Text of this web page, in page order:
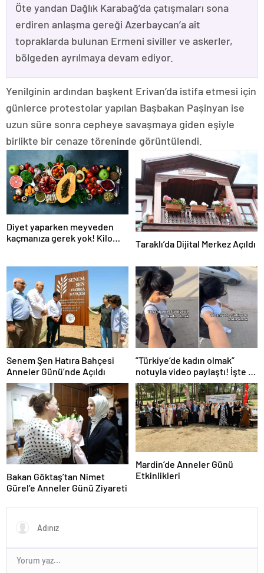
Öte yandan Dağlık Karabağ’da çatışmaları sona
erdiren anlaşma gereği Azerbaycan’a ait
topraklarda bulunan Ermeni siviller ve askerler,
bölgeden ayrılmaya devam ediyor.
Yenilginin ardından başkent Erivan’da istifa etmesi için
günlerce protestolar yapılan Başbakan Paşinyan ise
uzun süre sonra cepheye savaşmaya giden eşiyle
birlikte bir cenaze töreninde görüntülendi.
Diyet yaparken meyveden
kaçmanıza gerek yok! Kilo
Taraklı’da Dijital Merkez Açıldı
Senem Şen Hatıra Bahçesi
Anneler Günü’nde Açıldı
”Türkiye’de kadın olmak”
notuyla video paylaştı! İşte 14
saniyede yaşananlar
Bakan Göktaş’tan Nimet
Gürel’e Anneler Günü Ziyareti
Mardin’de Anneler Günü
Etkinlikleri